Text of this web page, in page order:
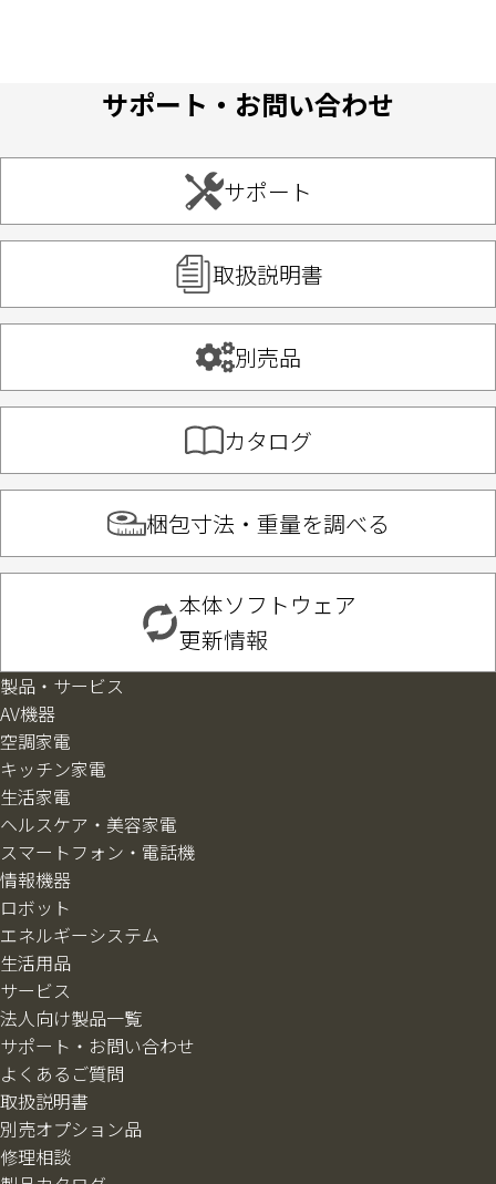
サポート・お問い合わせ
サポート
取扱説明書
別売品
カタログ
梱包寸法・重量を調べる
本体ソフトウェア
更新情報
製品・サービス
AV機器
空調家電
キッチン家電
生活家電
ヘルスケア・美容家電
スマートフォン・電話機
情報機器
ロボット
エネルギーシステム
生活用品
サービス
法人向け製品一覧
サポート・お問い合わせ
よくあるご質問
取扱説明書
別売オプション品
修理相談